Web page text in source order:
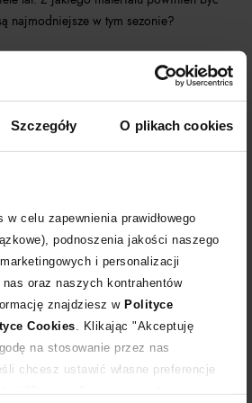
Szczegóły O plikach cookies
celu zapewnienia prawidłowego
podnoszenia jakości naszego
i personalizacji
oraz naszych kontrahentów
znajdziesz w Polityce
Cookies . Klikając "Akceptuję
na stosowanie przez nas
chcesz ustawić własne preferencje
najmodniejsze w tym sezonie?
- buty i dodatki